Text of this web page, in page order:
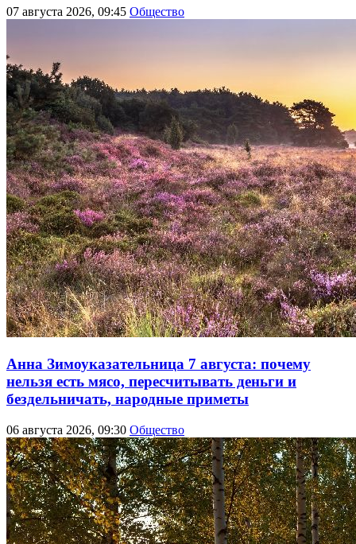
07 августа 2026, 09:45 Общество
Анна Зимоуказательница 7 августа: почему
нельзя есть мясо, пересчитывать деньги и
бездельничать, народные приметы
06 августа 2026, 09:30 Общество